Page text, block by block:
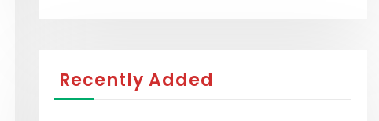
Recently Added